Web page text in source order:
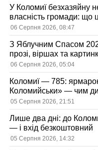
У Коломиї безхазяйну
власність громади: що
06 Серпня 2026, 08:47
З Яблучним Спасом
прозі, віршах та
06 Серпня 2026, 05:04
Коломиї — 785:
Коломийськи» — чим
05 Серпня 2026, 21:51
Лише два дні: до
— і вхід безкоштовний
05 Серпня 2026, 14:32